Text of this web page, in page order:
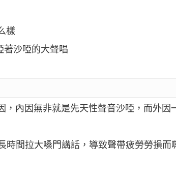
樣
著沙啞的大聲唱
內因無非就是先天性聲音沙啞，而外因
時間拉大嗓門講話，導致聲帶疲勞勞損而